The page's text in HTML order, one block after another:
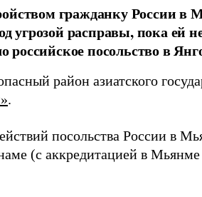
гражданку России в
угрозой расправы, пока ей
российское посольство в
район азиатского
.
посольства России в
(с аккредитацией в